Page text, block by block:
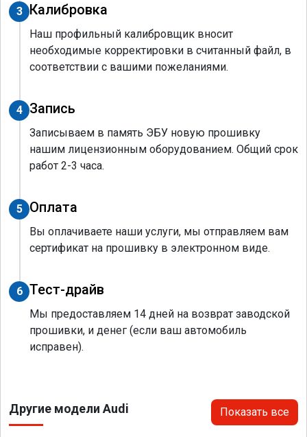
3 Калибровка
Наш профильный калибровщик вносит
необходимые корректировки в считанный файл, в
соответствии с вашими пожеланиями.
4 Запись
Записываем в память ЭБУ новую прошивку
нашим лицензионным оборудованием. Общий срок
работ 2-3 часа.
5 Оплата
Вы оплачиваете наши услуги, мы отправляем вам
сертификат на прошивку в электронном виде.
6 Тест-драйв
Мы предоставляем 14 дней на возврат заводской
прошивки, и денег (если ваш автомобиль
исправен).
Другие модели Audi Показать все